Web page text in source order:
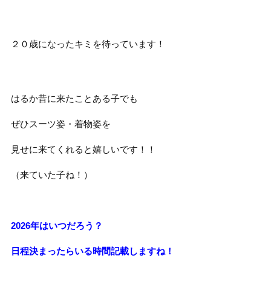
２０歳になったキミを待っています！
はるか昔に来たことある子でも
ぜひスーツ姿・着物姿を
見せに来てくれると嬉しいです！！
（来ていた子ね！）
2026年はいつだろう？
日程決まったらいる時間記載しますね！